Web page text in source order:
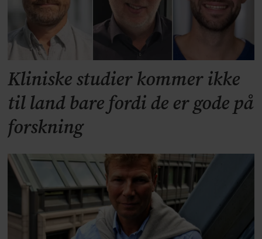
Kliniske studier kommer ikke
til land bare fordi de er gode på
forskning